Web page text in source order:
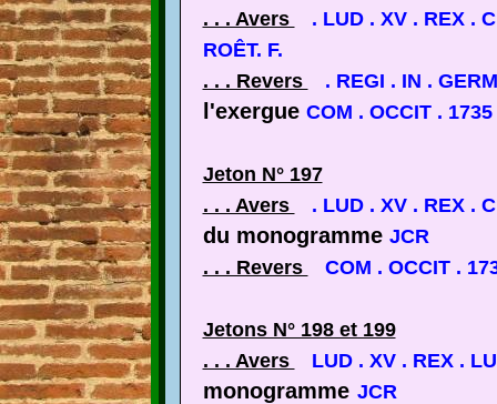
. . . Avers
. LUD . XV . REX .
ROÊT. F.
. . . Revers
. REGI . IN .
l'exergue COM . OCCIT . 1735
Jeton N° 197
. . . Avers
. LUD . XV . REX .
du monogramme JCR
. . . Revers
COM . OCCIT .
Jetons N° 198 et 199
. . . Avers
LUD . XV . REX .
monogramme JCR